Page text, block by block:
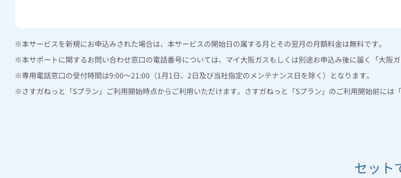
本サービスを新規にお申込みされた場合は、本サービスの開始日の属する月とその翌月の月額料金は無料です。
本サポートに関するお問い合わせ窓口の電話番号については、マイ大阪ガスもしくは別途お申込み後に届く「大阪
専用電話窓口の受付時間は9:00～21:00（1月1日、2日及び当社指定のメンテナンス日を除く）となります。
さすガねっと「Sプラン」ご利用開始時点からご利用いただけます。さすガねっと「Sプラン」のご利用開始前には
セット